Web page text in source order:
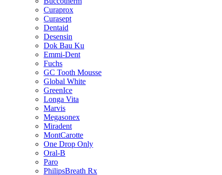
Curaprox
Curasept
Dentaid
Desensin
Dok Bau Ku
Emmi-Dent
Fuchs
GC Tooth Mousse
Global White
GreenIce
Longa Vita
Marvis
Megasonex
Miradent
MontCarotte
One Drop Only
Oral-B
Paro
PhilipsBreath Rx